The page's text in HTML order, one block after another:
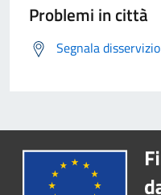
Problemi in città
Segnala disservizio